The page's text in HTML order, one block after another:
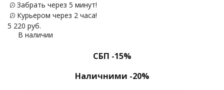
Забрать через 5 минут!
Курьером через 2 часа!
5 220 руб.
В наличии
СБП -15%
Наличними -20%